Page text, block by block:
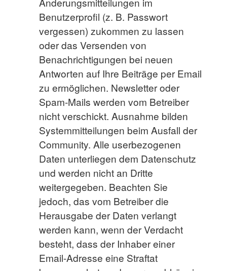
Benutzerprofil (z. B. Passwort
vergessen) zukommen zu lassen
oder das Versenden von
Benachrichtigungen bei neuen
Antworten auf Ihre Beiträge per Email
zu ermöglichen. Newsletter oder
Spam-Mails werden vom Betreiber
nicht verschickt. Ausnahme bilden
Systemmitteilungen beim Ausfall der
Community. Alle userbezogenen
Daten unterliegen dem Datenschutz
und werden nicht an Dritte
weitergegeben. Beachten Sie
jedoch, das vom Betreiber die
Herausgabe der Daten verlangt
werden kann, wenn der Verdacht
besteht, dass der Inhaber einer
Email-Adresse eine Straftat